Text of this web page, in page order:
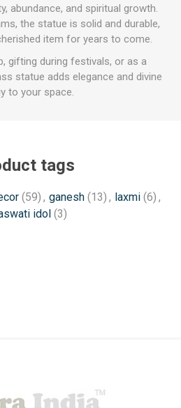
abundance, and spiritual growth.
the statue is solid and durable,
item for years to come.
gifting during festivals, or as a
statue adds elegance and divine
to your space.
tags
(59) , ganesh (13) , laxmi (6) ,
idol (3)